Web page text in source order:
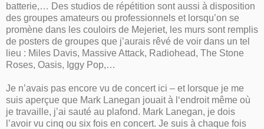
batterie,… Des studios de répétition sont aussi à disposition
des groupes amateurs ou professionnels et lorsqu’on se
promène dans les couloirs de Mejeriet, les murs sont remplis
de posters de groupes que j’aurais rêvé de voir dans un tel
lieu : Miles Davis, Massive Attack, Radiohead, The Stone
Roses, Oasis, Iggy Pop,…
Je n’avais pas encore vu de concert ici – et lorsque je me
suis aperçue que Mark Lanegan jouait à l‘endroit même où
je travaille, j’ai sauté au plafond. Mark Lanegan, je dois
l’avoir vu cinq ou six fois en concert. Je suis à chaque fois